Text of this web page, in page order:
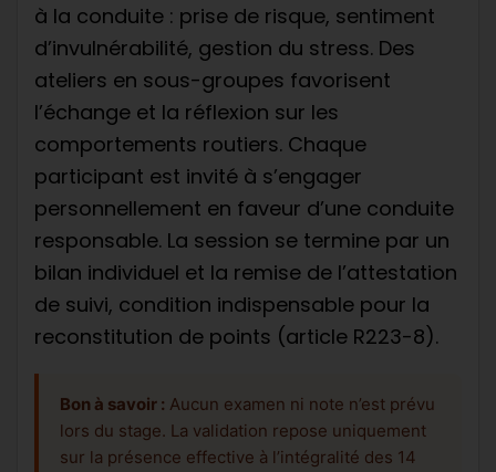
à la conduite : prise de risque, sentiment
d’invulnérabilité, gestion du stress. Des
ateliers en sous-groupes favorisent
l’échange et la réflexion sur les
comportements routiers. Chaque
participant est invité à s’engager
personnellement en faveur d’une conduite
responsable. La session se termine par un
bilan individuel et la remise de l’attestation
de suivi, condition indispensable pour la
reconstitution de points (article R223-8).
Bon à savoir : Aucun examen ni note n’est prévu
lors du stage. La validation repose uniquement
sur la présence effective à l’intégralité des 14